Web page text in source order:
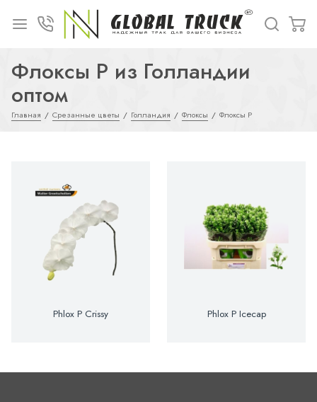
Флоксы P из Голландии
оптом
Главная Срезанные цветы Голландия Флоксы Флоксы P
Phlox P Crissy Phlox P Icecap